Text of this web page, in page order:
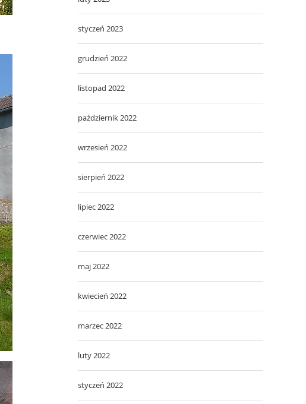
styczeń 2023
grudzień 2022
listopad 2022
październik 2022
wrzesień 2022
sierpień 2022
lipiec 2022
czerwiec 2022
maj 2022
kwiecień 2022
marzec 2022
luty 2022
styczeń 2022